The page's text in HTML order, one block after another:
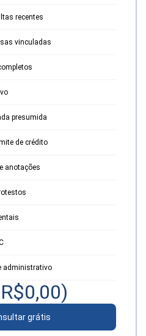
recentes
vinculadas
presumida
de crédito
anotações
administrativo
0,00)
grátis